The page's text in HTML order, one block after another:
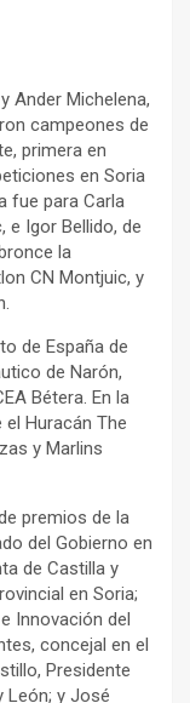
Ander Michelena,
campeones de
primera en
en Soria
fue para Carla
e Igor Bellido, de
la
CN Montjuic, y
de España de
de Narón,
Bétera. En la
Huracán The
y Marlins
premios de la
del Gobierno en
de Castilla y
en Soria;
Innovación del
concejal en el
Presidente
León; y José